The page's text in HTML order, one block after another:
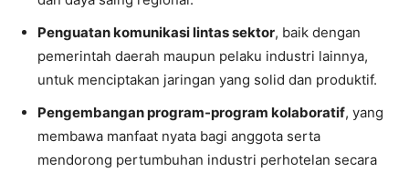
Penguatan komunikasi lintas sektor, baik dengan
pemerintah daerah maupun pelaku industri lainnya,
untuk menciptakan jaringan yang solid dan produktif.
Pengembangan program-program kolaboratif, yang
membawa manfaat nyata bagi anggota serta
mendorong pertumbuhan industri perhotelan secara